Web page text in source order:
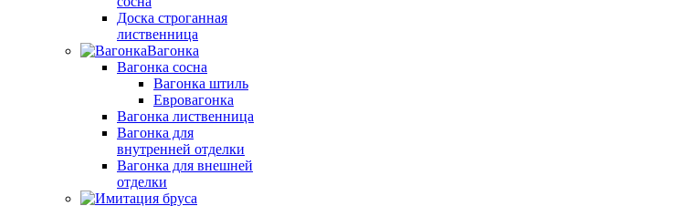
Доска строганная
лиственница
Вагонка
Вагонка сосна
Вагонка штиль
Евровагонка
Вагонка лиственница
Вагонка для
внутренней отделки
Вагонка для внешней
отделки